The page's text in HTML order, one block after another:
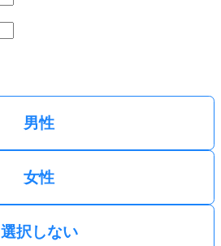
男性
女性
選択しない